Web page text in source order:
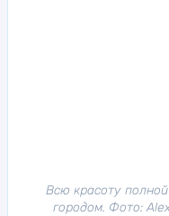
Всю красоту
городом. Фото: